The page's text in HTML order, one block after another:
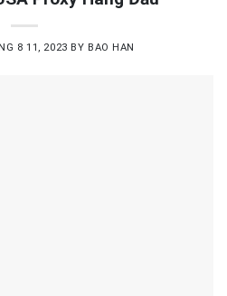
8 11, 2023 BY BAO HAN